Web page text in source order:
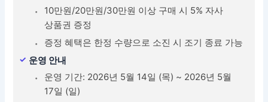
10만원/20만원/30만원 이상 구매 시 5% 자사
상품권 증정
증정 혜택은 한정 수량으로 소진 시 조기 종료 가능
운영 안내
운영 기간: 2026년 5월 14일 (목) ~ 2026년 5월
17일 (일)